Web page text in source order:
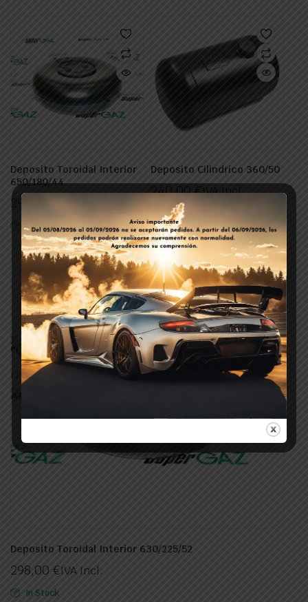
Deposito Toroidal Interior
650/180/44
297,00€IVA Incl.
In Stock
Deposito Cilindrico 360/50
240,00€IVA Incl.
In Stock
Deposito Toroidal Interior 630/225/52
298,00 €IVA Incl.
In Stock